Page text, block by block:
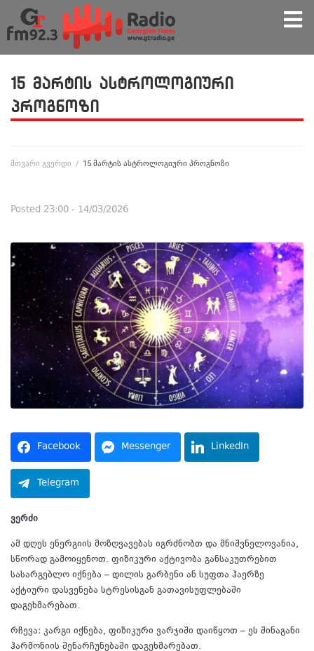
15 მარტის ასტროლოგიური
პროგნოზი
მთვარი გვერდი / 15 მარტის ასტროლოგიური პროგნოზი
Posted 23:00 - 14/03/2026
Facebook Messenger LinkedIn
Telegram
ვერძი
ამ დღეს ენერგიის მოზღვავებას იგრძნობთ და მნიშვნელოვანია,
სწორად გამოიყენოთ. ფიზიკური აქტივობა განსაკუთრებით
სასარგებლო იქნება – დილის გარბენი ან სუფთა ჰაერზე
აქტიური დასვენება სტრესისგან გათავისუფლებაში
დაგეხმარებათ.
რჩევა: კარგი იქნება, ფიზიკური ვარჯიში დაიწყოთ – ეს შინაგანი
ჰარმონიის შენარჩუნებაში დაგეხმარებათ.